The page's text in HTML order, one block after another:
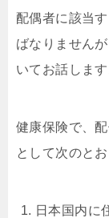
配偶者に該当
ばなりません
いてお話します
健康保険で、
として次のとお
日本国内に